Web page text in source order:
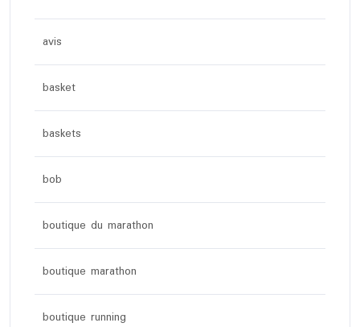
avis
basket
baskets
bob
boutique du marathon
boutique marathon
boutique running